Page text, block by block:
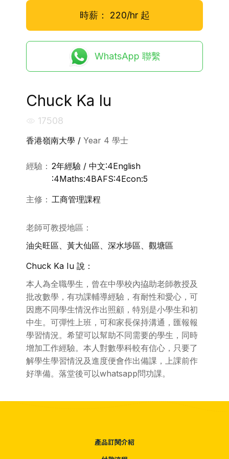
時薪： 220/hr起
WhatsApp 聯繫
Chuck Ka Iu
17508
香港嶺南大學 / Year 4 學士
經驗： 2年經驗 / 中文:4English
:4Maths:4BAFS:4Econ:5
主修： 工商管理課程
老師可教授地區：
油尖旺區、黃大仙區、深水埗區、觀塘區
Chuck Ka Iu 說：
本人為全職學生，曾在中學校內拹助老師教授及
批改數學，有功課輔導經驗，有耐性和愛心，可
因應不同學生情況作出照顧，特別是小學生和初
中生。可彈性上班，可和家長保持溝通，匯報報
學習情況。希望可以幫助不同需要的學生，同時
增加工作經驗。本人對數學科較有信心，只要了
解學生學習情況及進度便會作出備課，上課前作
好準備。落堂後可以whatsapp問功課。
產品訂閱介紹